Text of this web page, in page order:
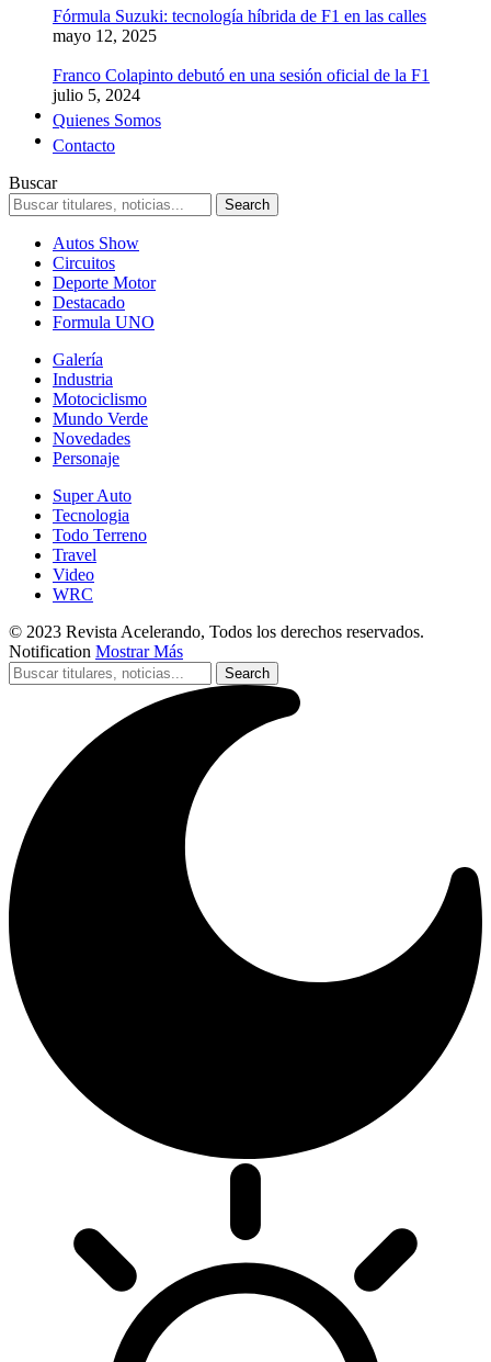
Fórmula Suzuki: tecnología híbrida de F1 en las calles
mayo 12, 2025
Franco Colapinto debutó en una sesión oficial de la F1
julio 5, 2024
Quienes Somos
Contacto
Buscar
Autos Show
Circuitos
Deporte Motor
Destacado
Formula UNO
Galería
Industria
Motociclismo
Mundo Verde
Novedades
Personaje
Super Auto
Tecnologia
Todo Terreno
Travel
Video
WRC
© 2023 Revista Acelerando, Todos los derechos reservados.
Notification Mostrar Más